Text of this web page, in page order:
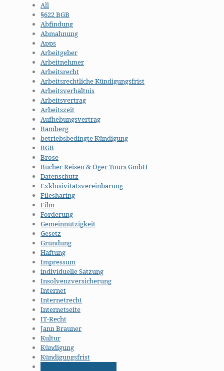
All
§622 BGB
Abfindung
Abmahnung
Apps
Arbeitgeber
Arbeitnehmer
Arbeitsrecht
Arbeitsrechtliche Kündigungsfrist
Arbeitsverhältnis
Arbeitsvertrag
Arbeitszeit
Aufhebungsvertrag
Bamberg
betriebsbedingte Kündigung
BGB
Brose
Bucher Reisen & Öger Tours GmbH
Datenschutz
Exklusivitätsvereinbarung
Filesharing
Film
Forderung
Gemeinnützigkeit
Gesetz
Gründung
Haftung
Impressum
individuelle Satzung
Insolvenzversicherung
Internet
Internetrecht
Internetseite
IT-Recht
Jann Brauner
Kultur
Kündigung
Kündigungsfrist